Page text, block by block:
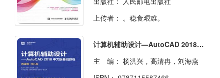
上传者： 。稳食艰难。
计算机辅助设计—AutoCAD 2018中文版基础教程（微课版）（第5版）
主 编： 杨洪兴，高清冉，刘海燕